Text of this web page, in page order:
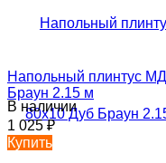
Напольный плинтус
Браун 2.15 м
В наличии
1 025₽
Купить